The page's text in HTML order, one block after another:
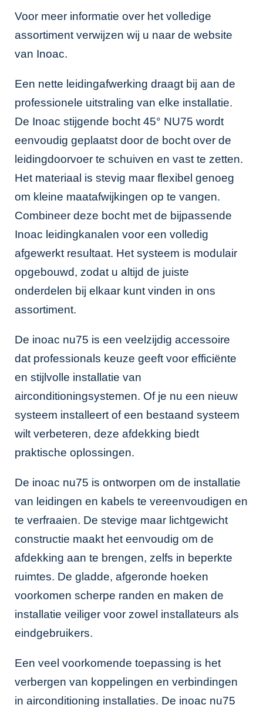
Voor meer informatie over het volledige
assortiment verwijzen wij u naar de website
van Inoac.
Een nette leidingafwerking draagt bij aan de
professionele uitstraling van elke installatie.
De Inoac stijgende bocht 45° NU75 wordt
eenvoudig geplaatst door de bocht over de
leidingdoorvoer te schuiven en vast te zetten.
Het materiaal is stevig maar flexibel genoeg
om kleine maatafwijkingen op te vangen.
Combineer deze bocht met de bijpassende
Inoac leidingkanalen voor een volledig
afgewerkt resultaat. Het systeem is modulair
opgebouwd, zodat u altijd de juiste
onderdelen bij elkaar kunt vinden in ons
assortiment.
De inoac nu75 is een veelzijdig accessoire
dat professionals keuze geeft voor efficiënte
en stijlvolle installatie van
airconditioningsystemen. Of je nu een nieuw
systeem installeert of een bestaand systeem
wilt verbeteren, deze afdekking biedt
praktische oplossingen.
De inoac nu75 is ontworpen om de installatie
van leidingen en kabels te vereenvoudigen en
te verfraaien. De stevige maar lichtgewicht
constructie maakt het eenvoudig om de
afdekking aan te brengen, zelfs in beperkte
ruimtes. De gladde, afgeronde hoeken
voorkomen scherpe randen en maken de
installatie veiliger voor zowel installateurs als
eindgebruikers.
Een veel voorkomende toepassing is het
verbergen van koppelingen en verbindingen
in airconditioning installaties. De inoac nu75